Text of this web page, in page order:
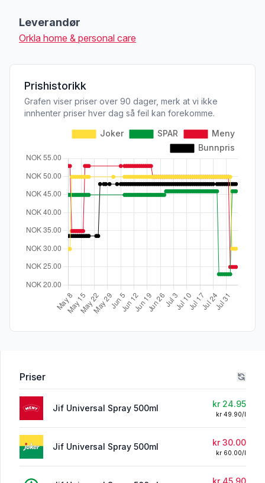
Leverandør
Orkla home & personal care
Prishistorikk
Grafen viser priser over 90 dager, merk at vi ikke
innhenter priser hver dag så feil kan forekomme.
Priser
Jif Universal Spray 500ml kr 24.95
kr 49.90/l
Jif Universal Spray 500ml kr 30.00
kr 60.00/l
kr 45.90